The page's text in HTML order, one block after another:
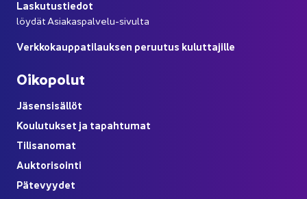
Las­ku­tus­tie­dot
löy­dät Asiakaspalvelu-​sivulta
Verk­ko­kaup­pa­ti­lauk­sen pe­ruu­tus ku­lut­ta­jil­le
Oi­ko­po­lut
Jä­sen­si­säl­löt
Kou­lu­tuk­set ja ta­pah­tu­mat
Ti­li­sa­no­mat
Auk­to­ri­soin­ti
Pä­te­vyy­det